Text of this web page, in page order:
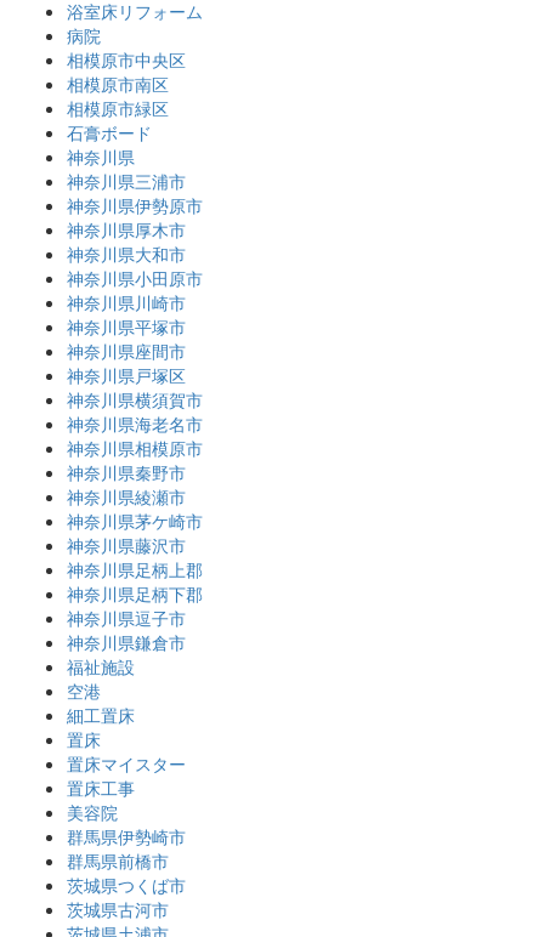
浴室床リフォーム
病院
相模原市中央区
相模原市南区
相模原市緑区
石膏ボード
神奈川県
神奈川県三浦市
神奈川県伊勢原市
神奈川県厚木市
神奈川県大和市
神奈川県小田原市
神奈川県川崎市
神奈川県平塚市
神奈川県座間市
神奈川県戸塚区
神奈川県横須賀市
神奈川県海老名市
神奈川県相模原市
神奈川県秦野市
神奈川県綾瀬市
神奈川県茅ケ崎市
神奈川県藤沢市
神奈川県足柄上郡
神奈川県足柄下郡
神奈川県逗子市
神奈川県鎌倉市
福祉施設
空港
細工置床
置床
置床マイスター
置床工事
美容院
群馬県伊勢崎市
群馬県前橋市
茨城県つくば市
茨城県古河市